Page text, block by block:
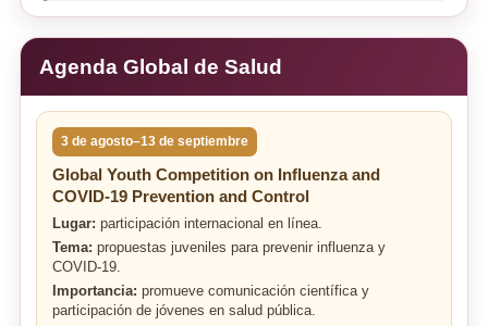
Agenda Global de Salud
3 de agosto–13 de septiembre
Global Youth Competition on Influenza and
COVID-19 Prevention and Control
Lugar: participación internacional en línea.
Tema: propuestas juveniles para prevenir influenza y
COVID-19.
Importancia: promueve comunicación científica y
participación de jóvenes en salud pública.